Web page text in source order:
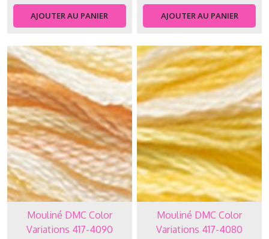
AJOUTER AU PANIER AJOUTER AU PANIER
Mouliné DMC Color
Variations 417-4090
Mouliné DMC Color
Variations 417-4080